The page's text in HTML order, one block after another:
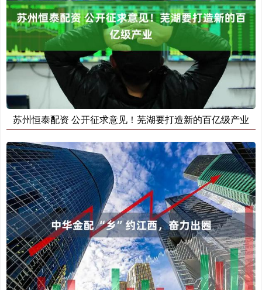
苏州恒泰配资 公开征求意见！芜湖要打造新的百亿级产业